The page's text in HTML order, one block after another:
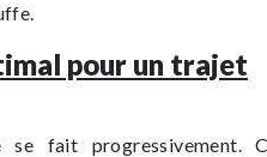
pour un trajet
fait progressivement.